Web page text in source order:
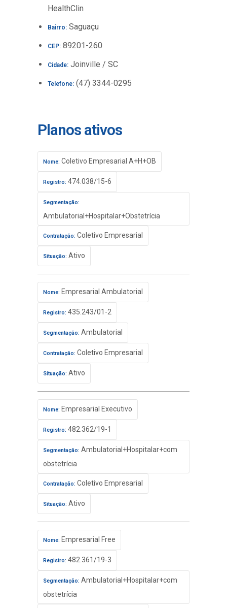
HealthClin
Bairro: Saguaçu
CEP: 89201-260
Cidade: Joinville / SC
Telefone: (47) 3344-0295
Planos ativos
Nome: Coletivo Empresarial A+H+OB
Registro: 474.038/15-6
Segmentação:
Ambulatorial+Hospitalar+Obstetrícia
Contratação: Coletivo Empresarial
Situação: Ativo
Nome: Empresarial Ambulatorial
Registro: 435.243/01-2
Segmentação: Ambulatorial
Contratação: Coletivo Empresarial
Situação: Ativo
Nome: Empresarial Executivo
Registro: 482.362/19-1
Segmentação: Ambulatorial+Hospitalar+com
obstetrícia
Contratação: Coletivo Empresarial
Situação: Ativo
Nome: Empresarial Free
Registro: 482.361/19-3
Segmentação: Ambulatorial+Hospitalar+com
obstetrícia